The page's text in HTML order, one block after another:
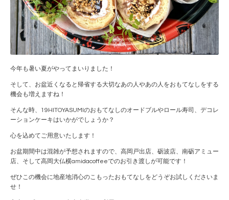
今年も暑い夏がやってまいりました！
そして、お盆近くなると帰省する大切なあの人やあの人をおもてなしをする
機会も増えますね！
そんな時、19HITOYASUMIのおもてなしのオードブルやロール寿司、デコレ
ーションケーキはいかがでしょうか？
心を込めてご用意いたします！
お盆期間中は混雑が予想されますので、高岡戸出店、砺波店、南砺アミュー
店、そして高岡大仏横amidacoffeeでのお引き渡しが可能です！
ぜひこの機会に地産地消心のこもったおもてなしをどうぞお試しくださいま
せ！